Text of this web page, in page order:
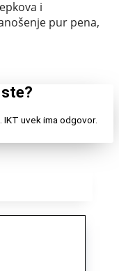
i
pur pena,
uvek ima odgovor.